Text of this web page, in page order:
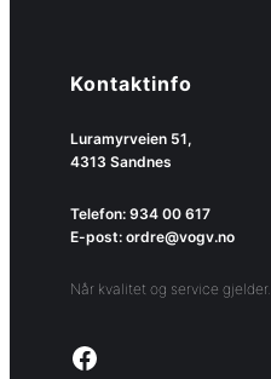
Kontaktinfo
Luramyrveien 51,
4313 Sandnes
Telefon: 934 00 617
E-post: ordre@vogv.no
Når kvalitet og service gjelder.
Link to facebook page